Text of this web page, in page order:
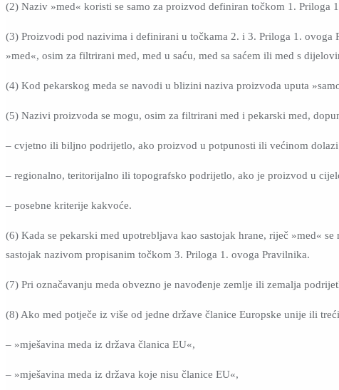
(2) Naziv »med« koristi se samo za proizvod definiran točkom 1.
(3) Proizvodi pod nazivima i definirani u točkama 2. i 3. Priloga 1.
»med«, osim za filtrirani med, med u saću, med sa saćem ili med s
(4) Kod pekarskog meda se navodi u blizini naziva proizvoda uputa
(5) Nazivi proizvoda se mogu, osim za filtrirani med i pekarski med,
– cvjetno ili biljno podrijetlo, ako proizvod u potpunosti ili većinom
– regionalno, teritorijalno ili topografsko podrijetlo, ako je proizvod u
– posebne kriterije kakvoće.
(6) Kada se pekarski med upotrebljava kao sastojak hrane, riječ »med«
sastojak nazivom propisanim točkom 3. Priloga 1. ovoga Pravilnika.
(7) Pri označavanju meda obvezno je navođenje zemlje ili zemalja
(8) Ako med potječe iz više od jedne države članice Europske unije ili
– »mješavina meda iz država članica EU«,
– »mješavina meda iz država koje nisu članice EU«,